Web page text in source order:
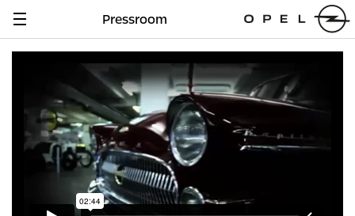
Navigation
Pressroom